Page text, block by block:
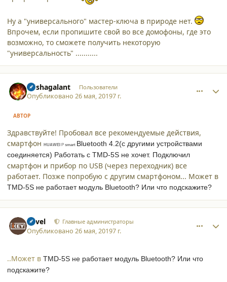
Ну а "универсального" мастер-ключа в природе нет.
Впрочем, если пропишите свой во все домофоны, где это
возможно, то сможете получить некоторую
"универсальность" ...........
mishagalant Пользователи
Опубликовано26 мая, 20197 г.
АВТОР
Здравствуйте! Пробовал все рекомендуемые действия,
смартфон
HUAWEI P smart Bluetooth 4.2(с другими устройствами
соединяется) Работать с TMD-5S не хочет. Подключил
смартфон и прибор по USB (через переходник) все
работает. Позже попробую с другим смартфоном... Может в
TMD-5S не работает модуль Bluetooth? Или что подскажите?
Pavel Главные администраторы
Опубликовано26 мая, 20197 г.
..Может в TMD-5S не работает модуль Bluetooth? Или что
подскажите?